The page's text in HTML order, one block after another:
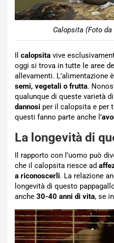
Calopsita (Foto
Il calopsita vive
oggi si trova in tutte le aree
allevamenti. L’alimentazione
semi, vegetali o frutta.
qualunque di queste varietà
dannosi per il calopsita e per
questi fanno parte anche l’
La longevità di
Il rapporto con l’uomo può
che il calopsita riesce ad
a riconoscerli. La relazione
longevità di questo
anche 30-40 anni di vita, se